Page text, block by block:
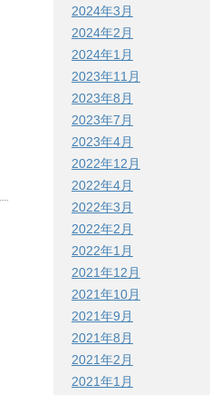
2024年3月
2024年2月
2024年1月
2023年11月
2023年8月
2023年7月
2023年4月
2022年12月
2022年4月
2022年3月
2022年2月
2022年1月
2021年12月
2021年10月
2021年9月
2021年8月
2021年2月
2021年1月